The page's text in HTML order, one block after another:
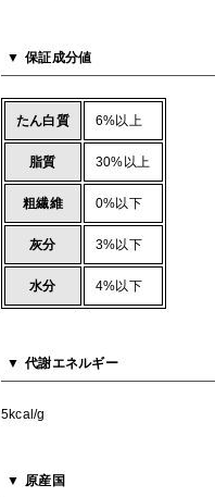
保証成分値
たん白質 6%以上
脂質 30%以上
粗繊維 0%以下
灰分 3%以下
水分 4%以下
代謝エネルギー
5kcal/g
原産国